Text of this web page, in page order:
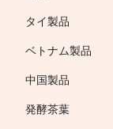
タイ製品
ベトナム製品
中国製品
発酵茶葉